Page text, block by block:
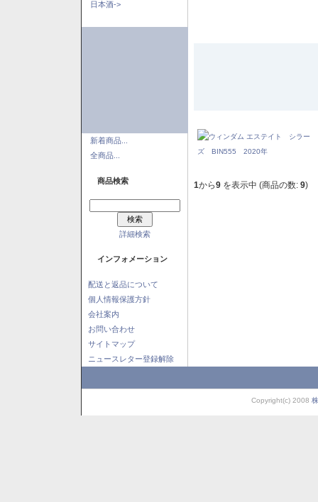
日本酒->
新着商品...
全商品...
商品検索
詳細検索
インフォメーション
配送と返品について
個人情報保護方針
会社案内
お問い合わせ
サイトマップ
ニュースレター登録解除
1から9 を表示中 (商品の数: 9)
Copyright(c) 2008